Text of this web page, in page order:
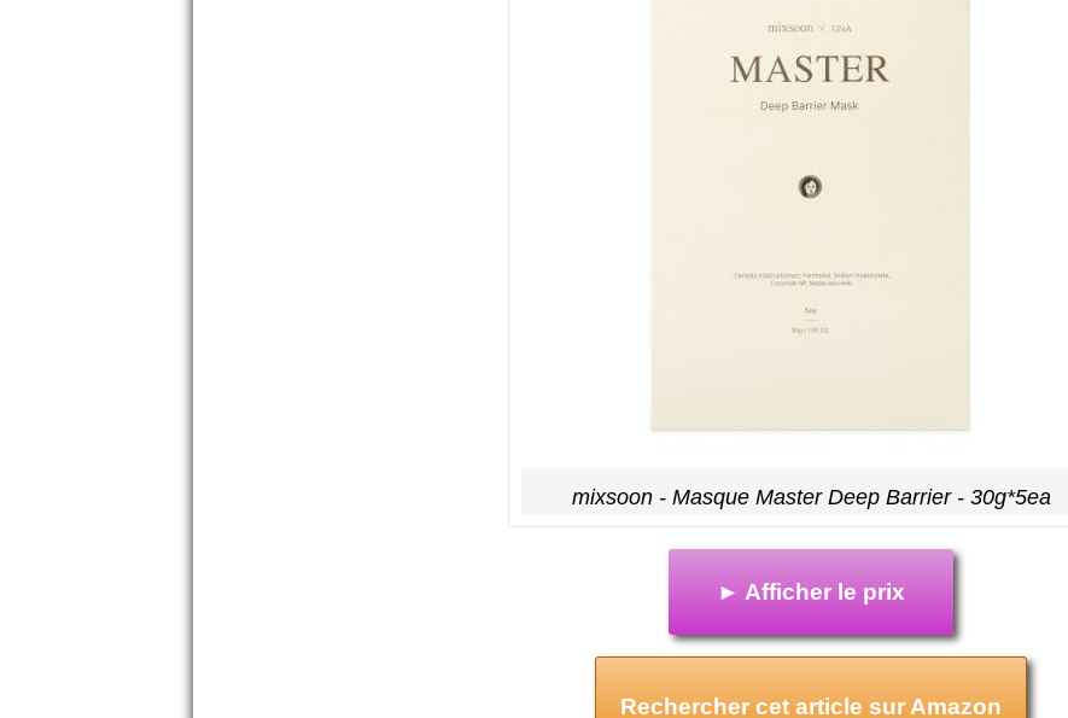
mixsoon - Masque Master Deep Barrier - 30g*5ea
► Afficher le prix
Rechercher cet article sur Amazon